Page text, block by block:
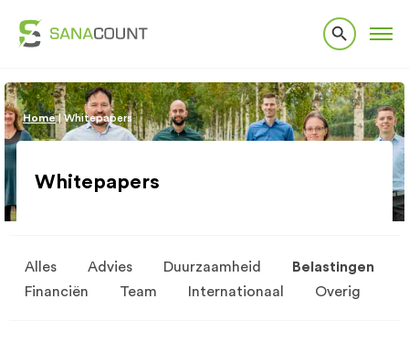
Home|Whitepapers
Whitepapers
Alles Advies Duurzaamheid
Belastingen
Financiën
Team Internationaal Overig